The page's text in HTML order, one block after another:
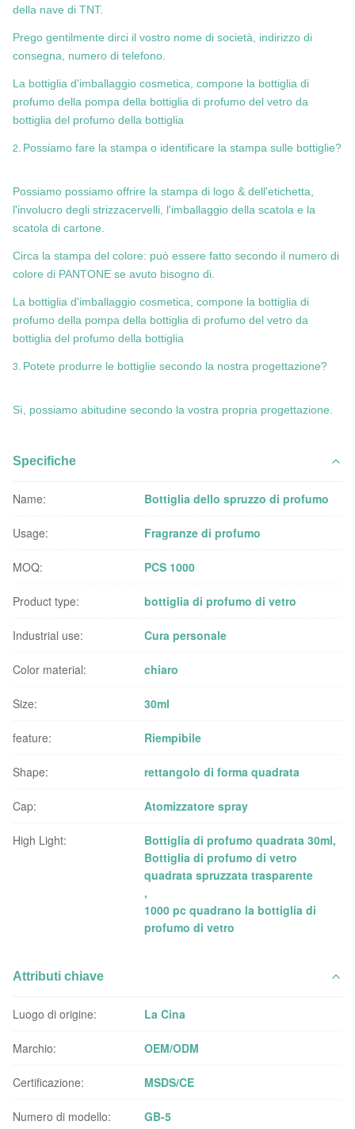
della nave di TNT.
Prego gentilmente dirci il vostro nome di società, indirizzo di
consegna, numero di telefono.
La bottiglia d'imballaggio cosmetica, compone la bottiglia di
profumo della pompa della bottiglia di profumo del vetro da
bottiglia del profumo della bottiglia
2. Possiamo fare la stampa o identificare la stampa sulle bottiglie?
Possiamo possiamo offrire la stampa di logo & dell'etichetta,
l'involucro degli strizzacervelli, l'imballaggio della scatola e la
scatola di cartone.
Circa la stampa del colore: può essere fatto secondo il numero di
colore di PANTONE se avuto bisogno di.
La bottiglia d'imballaggio cosmetica, compone la bottiglia di
profumo della pompa della bottiglia di profumo del vetro da
bottiglia del profumo della bottiglia
3. Potete produrre le bottiglie secondo la nostra progettazione?
Sì, possiamo abitudine secondo la vostra propria progettazione.
Specifiche
Name: Bottiglia dello spruzzo di profumo
Usage: Fragranze di profumo
MOQ: PCS 1000
Product type: bottiglia di profumo di vetro
Industrial use: Cura personale
Color material: chiaro
Size: 30ml
feature: Riempibile
Shape: rettangolo di forma quadrata
Cap: Atomizzatore spray
High Light: Bottiglia di profumo quadrata 30ml,
Bottiglia di profumo di vetro
quadrata spruzzata trasparente
,
1000 pc quadrano la bottiglia di
profumo di vetro
Attributi chiave
Luogo di origine: La Cina
Marchio: OEM/ODM
Certificazione: MSDS/CE
Numero di modello: GB-5